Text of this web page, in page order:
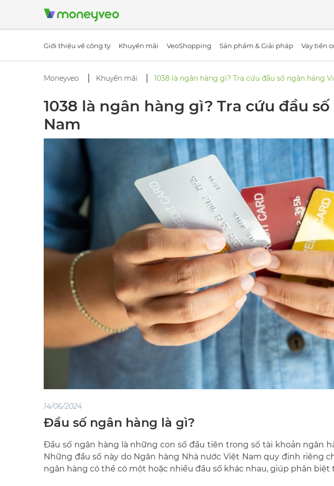
Giới thiệu về công ty Khuyến mãi VeoShopping Sản phẩm & Giải pháp Vay tiền
Moneyveo Khuyến mãi 1038 là ngân hàng gì? Tra cứu đầu số ngân hàng
1038 là ngân hàng gì? Tra cứu đầu
Nam
14/06/2024
Đầu số ngân hàng là gì?
Đầu số ngân hàng là những con số đầu tiên trong số tài khoản ngân
Những đầu số này do Ngân hàng Nhà nước Việt Nam quy định riêng
ngân hàng có thể có một hoặc nhiều đầu số khác nhau, giúp phân biệt